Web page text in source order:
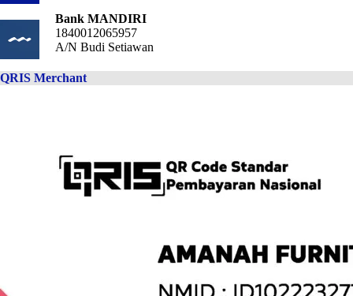
Bank MANDIRI
1840012065957
A/N Budi Setiawan
QRIS Merchant